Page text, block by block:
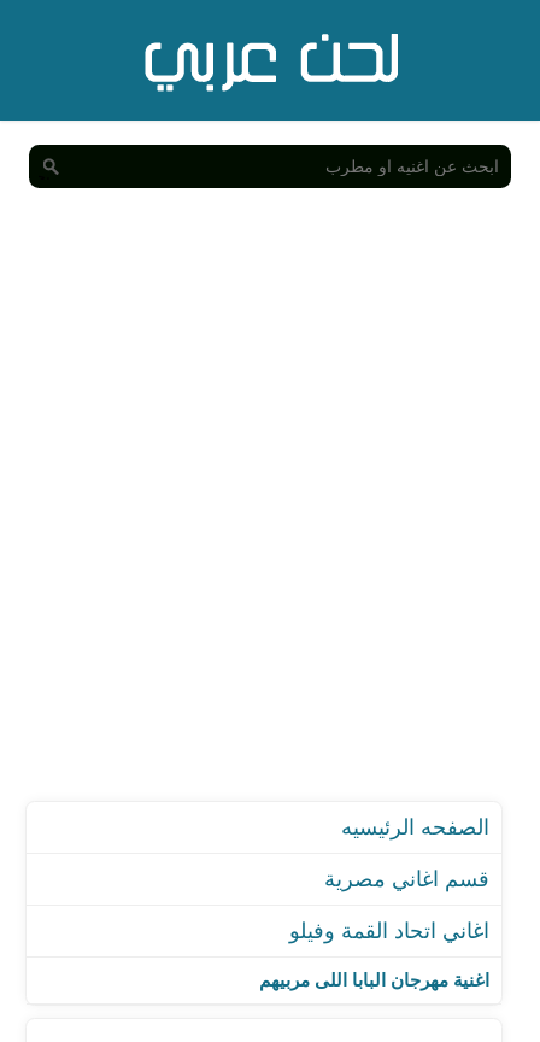
اغنية مهرجان البابا اللى مربيهم
اغنية مهرجان البابا اللى مربيهم
اغنية مهرجان ماشين شمال
اغنية مهرجان حته قشطه - مع ابو ليله